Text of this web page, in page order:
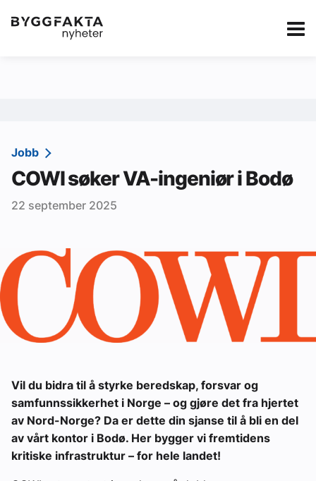
Kategorier Jobbmarkedet Annonsere i
Redaksjonen
Om Byggfakta
Annonsere
Kontakt oss
Ledige stillinger
eBlad
Aktivitetskalender
Bransjekommentar
Jobb
COWI søker VA-ingeniør i Bodø
22 september 2025
Vil du bidra til å styrke beredskap, forsvar og
samfunnssikkerhet i Norge – og gjøre det fra hjertet
av Nord-Norge? Da er dette din sjanse til å bli en del
av vårt kontor i Bodø. Her bygger vi fremtidens
kritiske infrastruktur – for hele landet!